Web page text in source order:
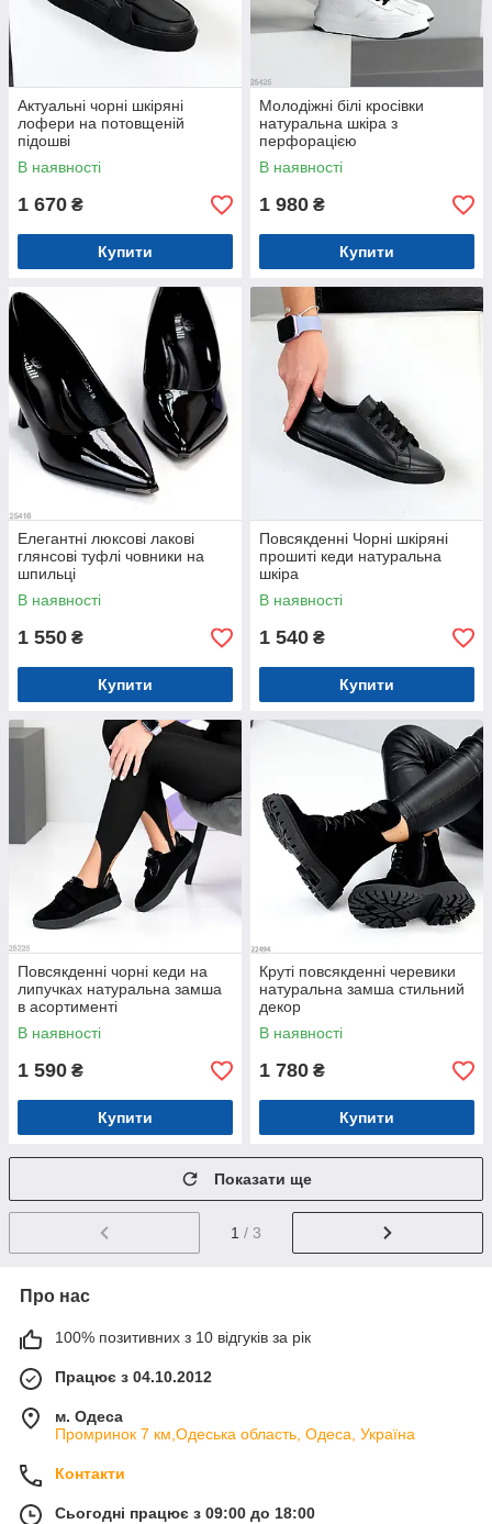
Актуальні чорні шкіряні
лофери на потовщеній
підошві
В наявності
1 670 ₴
Купити
Молодіжні білі кросівки
натуральна шкіра з
перфорацією
В наявності
1 980 ₴
Купити
Елегантні люксові лакові
глянсові туфлі човники на
шпильці
В наявності
1 550 ₴
Купити
Повсякденні Чорні шкіряні
прошиті кеди натуральна
шкіра
В наявності
1 540 ₴
Купити
Повсякденні чорні кеди на
липучках натуральна замша
в асортименті
В наявності
1 590 ₴
Купити
Круті повсякденні черевики
натуральна замша стильний
декор
В наявності
1 780 ₴
Купити
Показати ще
1 / 3
Про нас
100% позитивних з 10 відгуків за рік
Працює з 04.10.2012
м. Одеса
Промринок 7 км,Одеська область, Одеса, Україна
Контакти
Сьогодні працює з 09:00 до 18:00